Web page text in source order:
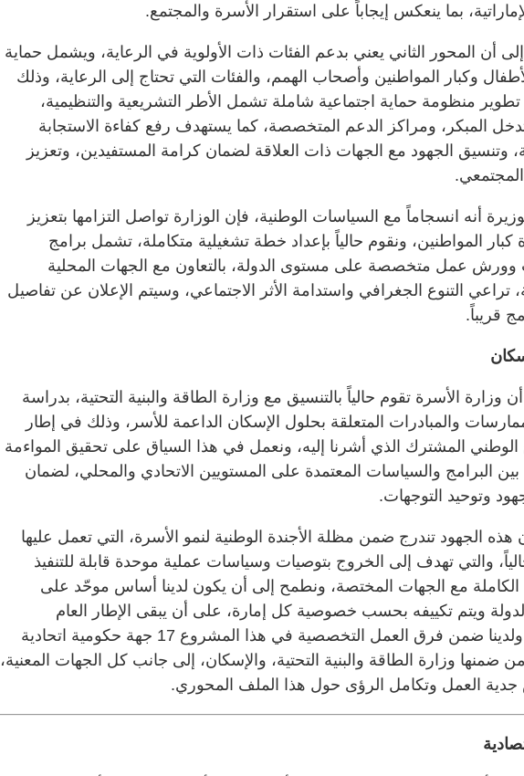
بما ينعكس إيجاباً على استقرار الأسرة والمجتمع.
أن المحور الثاني يعني بدعم الفئات ذات الأولوية في الرعاية، ويشمل حماية
وكبار المواطنين وأصحاب الهمم، والفئات التي تحتاج إلى الرعاية، وذلك
منظومة حماية اجتماعية شاملة تشمل الأطر التشريعية والتنظيمية،
المبكر، ومراكز الدعم المتخصصة، كما يستهدف رفع كفاءة الاستجابة
وتنسيق الجهود مع الجهات ذات العلاقة لضمان كرامة المستفيدين، وتعزيز
أنه انسجاماً مع السياسات الوطنية، فإن الوزارة تواصل التزامها بتعزيز
كبار المواطنين، ونقوم حالياً بإعداد خطة تشغيلية متكاملة، تشمل برامج
وورش عمل متخصصة على مستوى الدولة، بالتعاون مع الجهات المحلية
تراعي التنوع الجغرافي واستدامة الأثر الاجتماعي، وسيتم الإعلان عن تفاصيل
قريباً.
الأسرة تقوم حالياً بالتنسيق مع وزارة الطاقة والبنية التحتية، بدراسة
والمبادرات المتعلقة بحلول الإسكان الداعمة للأسر، وذلك في إطار
المشترك الذي أشرنا إليه، ونعمل في هذا السياق على تحقيق المواءمة
بين البرامج والسياسات المعتمدة على المستويين الاتحادي والمحلي، لضمان
وتوحيد التوجهات.
الجهود تندرج ضمن مظلة الأجندة الوطنية لنمو الأسرة، التي تعمل عليها
والتي تهدف إلى الخروج بتوصيات وسياسات عملية موحدة قابلة للتنفيذ
الكاملة مع الجهات المختصة، ونطمح إلى أن يكون لدينا أساس موحّد على
ويتم تكييفه بحسب خصوصية كل إمارة، على أن يبقى الإطار العام
مشتركاً، ولدينا ضمن فرق العمل التخصصية في هذا المشروع 17 جهة حكومية اتحادية
ضمنها وزارة الطاقة والبنية التحتية، والإسكان، إلى جانب كل الجهات المعنية،
العمل وتكامل الرؤى حول هذا الملف المحوري.